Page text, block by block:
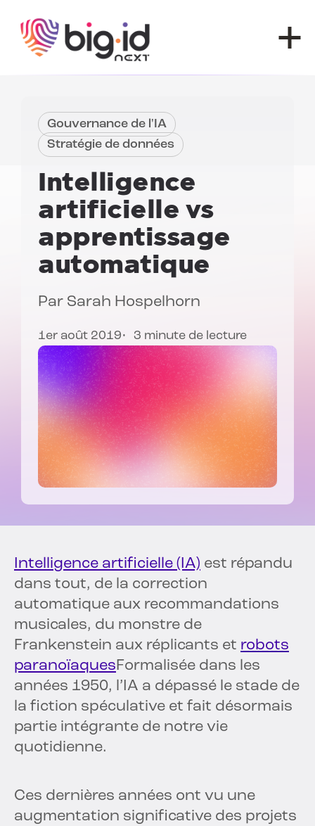
Gouvernance de l'IA
Stratégie de données
Intelligence
artificielle vs
apprentissage
automatique
Par Sarah Hospelhorn
1er août 2019 3 minute de lecture
Intelligence artificielle (IA) est répandu
dans tout, de la correction
automatique aux recommandations
musicales, du monstre de
Frankenstein aux réplicants et robots
paranoïaquesFormalisée dans les
années 1950, l’IA a dépassé le stade de
la fiction spéculative et fait désormais
partie intégrante de notre vie
quotidienne.
Ces dernières années ont vu une
augmentation significative des projets